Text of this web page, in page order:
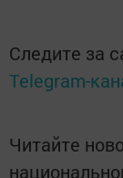
Следите за
Telegram-
Читайте